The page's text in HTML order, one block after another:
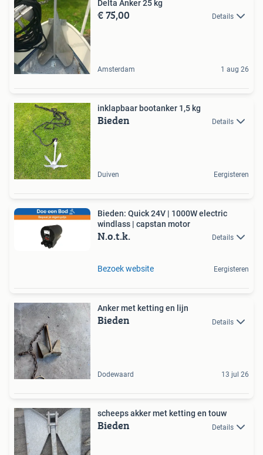
Delta Anker 25 kg
€ 75,00 Details
Amsterdam 1 aug 26
inklapbaar bootanker 1,5 kg
Bieden Details
Duiven Eergisteren
Bieden: Quick 24V | 1000W electric
windlass | capstan motor
N.o.t.k. Details
Bezoek website Eergisteren
Anker met ketting en lijn
Bieden Details
Dodewaard 13 jul 26
scheeps akker met ketting en touw
Bieden Details